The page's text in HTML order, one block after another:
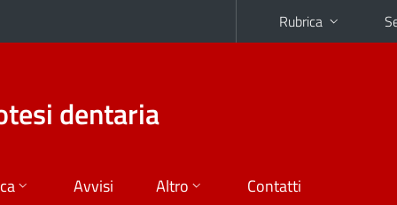
Rubrica
dentaria
Avvisi Altro Contatti